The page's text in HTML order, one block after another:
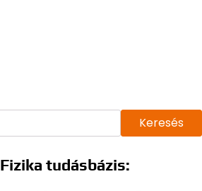
Keresés
Fizika tudásbázis: